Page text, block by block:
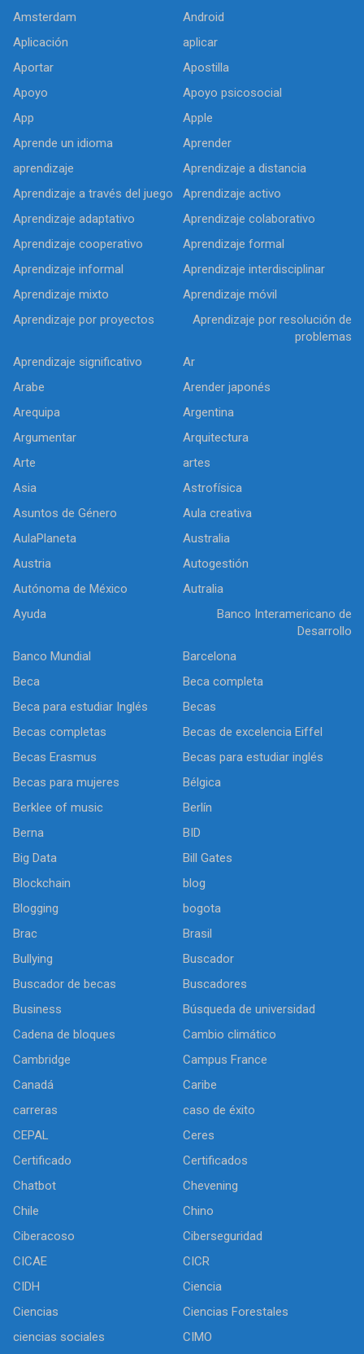
Amsterdam
Android
Aplicación
aplicar
Aportar
Apostilla
Apoyo
Apoyo psicosocial
App
Apple
Aprende un idioma
Aprender
aprendizaje
Aprendizaje a distancia
Aprendizaje a través del juego
Aprendizaje activo
Aprendizaje adaptativo
Aprendizaje colaborativo
Aprendizaje cooperativo
Aprendizaje formal
Aprendizaje informal
Aprendizaje interdisciplinar
Aprendizaje mixto
Aprendizaje móvil
Aprendizaje por proyectos
Aprendizaje por resolución de
problemas
Aprendizaje significativo
Ar
Arabe
Arender japonés
Arequipa
Argentina
Argumentar
Arquitectura
Arte
artes
Asia
Astrofísica
Asuntos de Género
Aula creativa
AulaPlaneta
Australia
Austria
Autogestión
Autónoma de México
Autralia
Ayuda
Banco Interamericano de
Desarrollo
Banco Mundial
Barcelona
Beca
Beca completa
Beca para estudiar Inglés
Becas
Becas completas
Becas de excelencia Eiffel
Becas Erasmus
Becas para estudiar inglés
Becas para mujeres
Bélgica
Berklee of music
Berlín
Berna
BID
Big Data
Bill Gates
Blockchain
blog
Blogging
bogota
Brac
Brasil
Bullying
Buscador
Buscador de becas
Buscadores
Business
Búsqueda de universidad
Cadena de bloques
Cambio climático
Cambridge
Campus France
Canadá
Caribe
carreras
caso de éxito
CEPAL
Ceres
Certificado
Certificados
Chatbot
Chevening
Chile
Chino
Ciberacoso
Ciberseguridad
CICAE
CICR
CIDH
Ciencia
Ciencias
Ciencias Forestales
ciencias sociales
CIMO